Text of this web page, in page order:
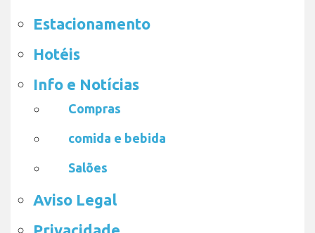
Estacionamento
Hotéis
Info e Notícias
Compras
comida e bebida
Salões
Aviso Legal